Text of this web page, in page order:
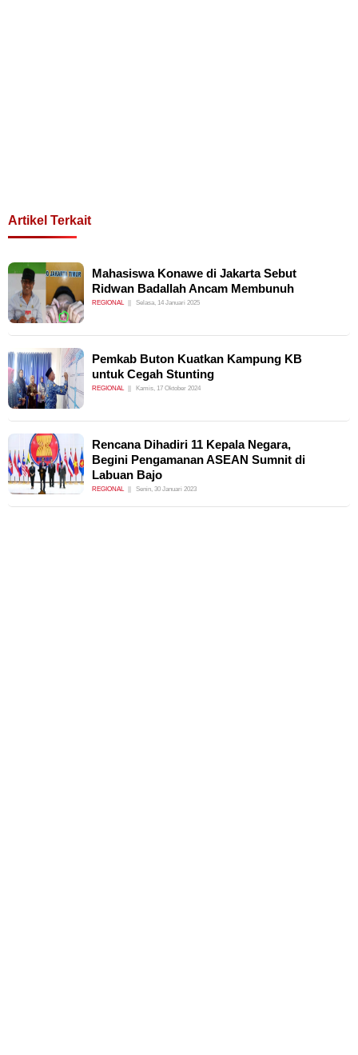
Artikel Terkait
Mahasiswa Konawe di Jakarta Sebut
Ridwan Badallah Ancam Membunuh
REGIONAL Selasa, 14 Januari 2025
Pemkab Buton Kuatkan Kampung KB
untuk Cegah Stunting
REGIONAL Kamis, 17 Oktober 2024
Rencana Dihadiri 11 Kepala Negara,
Begini Pengamanan ASEAN Sumnit di
Labuan Bajo
REGIONAL Senin, 30 Januari 2023